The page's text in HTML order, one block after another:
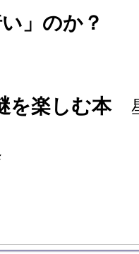
」のか？
を楽しむ本